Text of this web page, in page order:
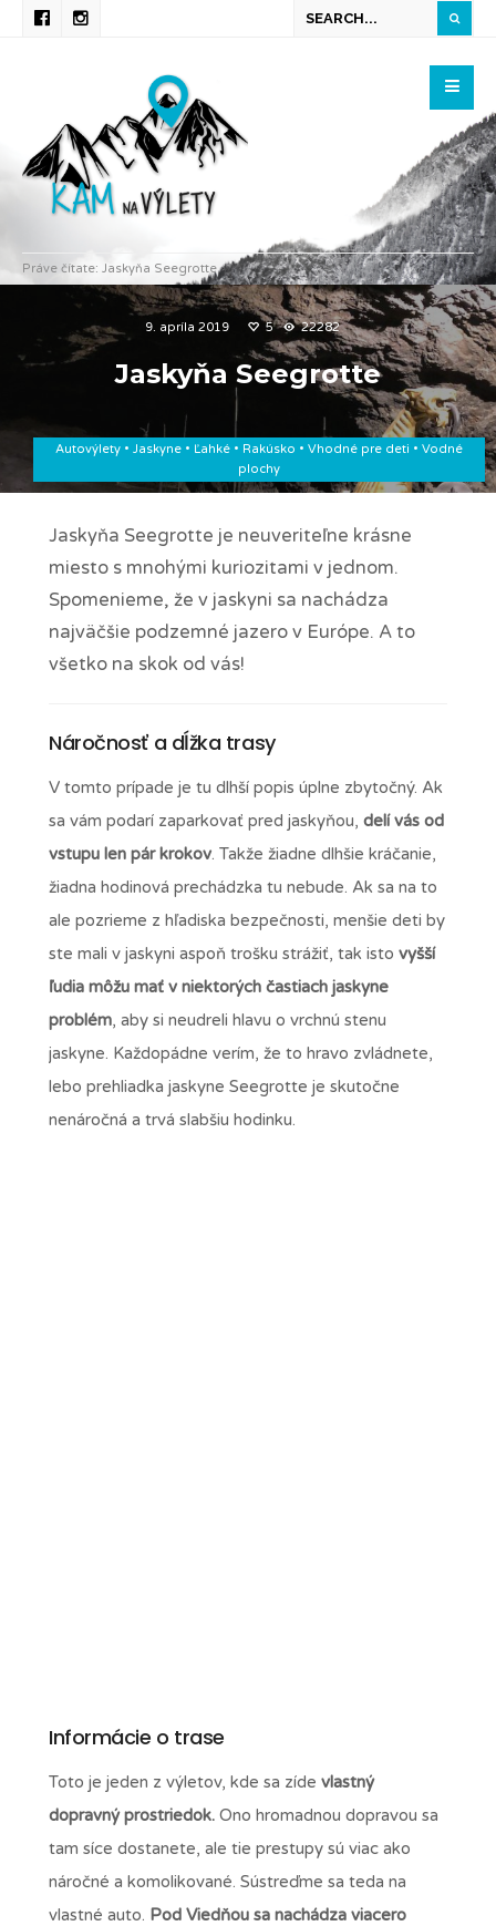
Práve čítate: Jaskyňa Seegrotte
9. apríla 2019 5 22282
Jaskyňa Seegrotte
Autovýlety • Jaskyne • Ľahké • Rakúsko • Vhodné pre deti • Vodné
plochy
Jaskyňa Seegrotte je neuveriteľne krásne
miesto s mnohými kuriozitami v jednom.
Spomenieme, že v jaskyni sa nachádza
najväčšie podzemné jazero v Európe. A to
všetko na skok od vás!
Náročnosť a dĺžka trasy
V tomto prípade je tu dlhší popis úplne zbytočný. Ak
sa vám podarí zaparkovať pred jaskyňou, delí vás od
vstupu len pár krokov. Takže žiadne dlhšie kráčanie,
žiadna hodinová prechádzka tu nebude. Ak sa na to
ale pozrieme z hľadiska bezpečnosti, menšie deti by
ste mali v jaskyni aspoň trošku strážiť, tak isto vyšší
ľudia môžu mať v niektorých častiach jaskyne
problém, aby si neudreli hlavu o vrchnú stenu
jaskyne. Každopádne verím, že to hravo zvládnete,
lebo prehliadka jaskyne Seegrotte je skutočne
nenáročná a trvá slabšiu hodinku.
Informácie o trase
Toto je jeden z výletov, kde sa zíde vlastný
dopravný prostriedok. Ono hromadnou dopravou sa
tam síce dostanete, ale tie prestupy sú viac ako
náročné a komolikované. Sústreďme sa teda na
vlastné auto. Pod Viedňou sa nachádza viacero